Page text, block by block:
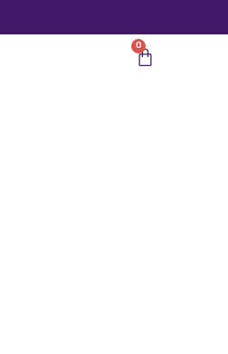
0
עגלת